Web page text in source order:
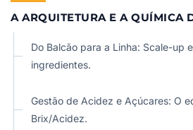
A ARQUITETURA E A QUÍMICA
Do Balcão para a Linha: Scale-up
ingredientes.
Gestão de Acidez e Açúcares: O
Brix/Acidez.